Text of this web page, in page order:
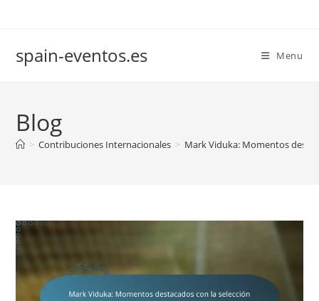
spain-eventos.es Menu
Blog
> Contribuciones Internacionales > Mark Viduka: Momentos